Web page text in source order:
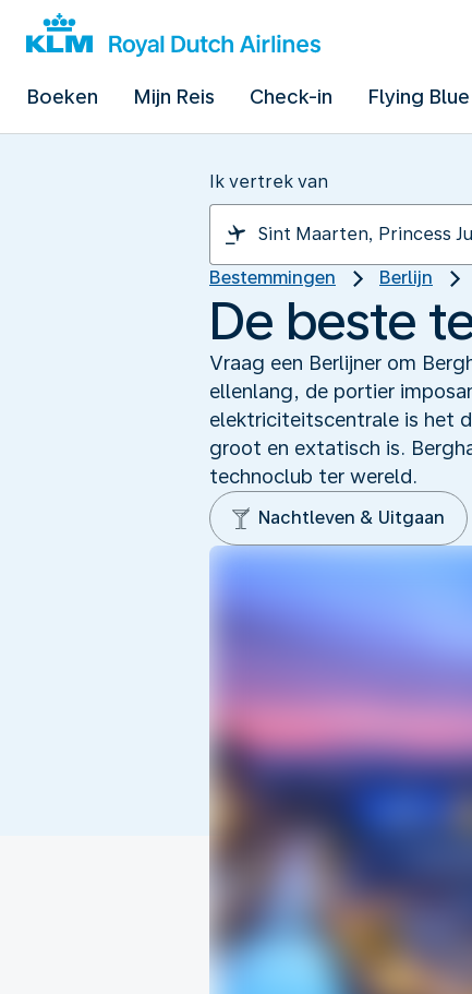
Boeken Mijn Reis Check-in Flying Blue
Ik vertrek van
Bestemmingen Berlijn
De beste
Vraag een Berlijner om
ellenlang, de portier
elektriciteitscentrale is het
groot en extatisch is.
technoclub ter wereld.
Nachtleven & Uitgaan